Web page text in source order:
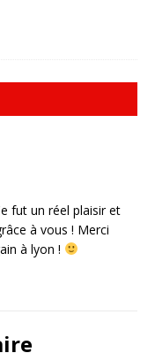
fut un réel plaisir et
à vous ! Merci
à lyon !